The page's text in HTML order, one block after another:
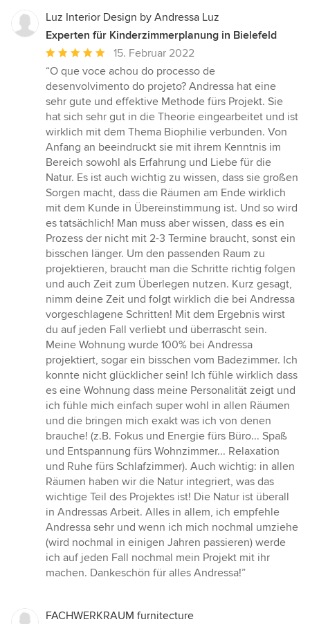
Luz Interior Design by Andressa Luz
Experten für Kinderzimmerplanung in Bielefeld
Durchschnittliche
Bewertung:
5
von
5
Sternen
15. Februar 2022
“O que voce achou do processo de
desenvolvimento do projeto? Andressa hat eine
sehr gute und effektive Methode fürs Projekt. Sie
hat sich sehr gut in die Theorie eingearbeitet und ist
wirklich mit dem Thema Biophilie verbunden. Von
Anfang an beeindruckt sie mit ihrem Kenntnis im
Bereich sowohl als Erfahrung und Liebe für die
Natur. Es ist auch wichtig zu wissen, dass sie großen
Sorgen macht, dass die Räumen am Ende wirklich
mit dem Kunde in Übereinstimmung ist. Und so wird
es tatsächlich! Man muss aber wissen, dass es ein
Prozess der nicht mit 2-3 Termine braucht, sonst ein
bisschen länger. Um den passenden Raum zu
projektieren, braucht man die Schritte richtig folgen
und auch Zeit zum Überlegen nutzen. Kurz gesagt,
nimm deine Zeit und folgt wirklich die bei Andressa
vorgeschlagene Schritten! Mit dem Ergebnis wirst
du auf jeden Fall verliebt und überrascht sein.
Meine Wohnung wurde 100% bei Andressa
projektiert, sogar ein bisschen vom Badezimmer. Ich
konnte nicht glücklicher sein! Ich fühle wirklich dass
es eine Wohnung dass meine Personalität zeigt und
ich fühle mich einfach super wohl in allen Räumen
und die bringen mich exakt was ich von denen
brauche! (z.B. Fokus und Energie fürs Büro... Spaß
und Entspannung fürs Wohnzimmer... Relaxation
und Ruhe fürs Schlafzimmer). Auch wichtig: in allen
Räumen haben wir die Natur integriert, was das
wichtige Teil des Projektes ist! Die Natur ist überall
in Andressas Arbeit. Alles in allem, ich empfehle
Andressa sehr und wenn ich mich nochmal umziehe
(wird nochmal in einigen Jahren passieren) werde
ich auf jeden Fall nochmal mein Projekt mit ihr
machen. Dankeschön für alles Andressa!”
FACHWERKRAUM furnitecture